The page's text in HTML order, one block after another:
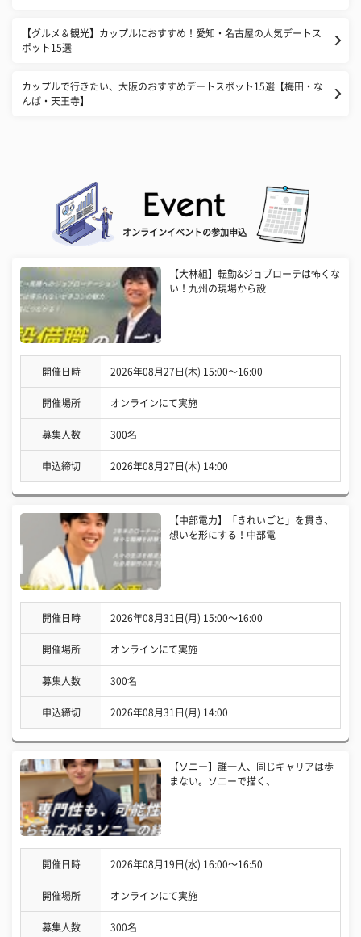
【グルメ＆観光】カップルにおすすめ！愛知・名古屋の人気デートス
ポット15選
カップルで行きたい、大阪のおすすめデートスポット15選【梅田・な
んば・天王寺】
オンラインイベントの参加申込
【大林組】転勤&ジョブローテは怖くな
い！九州の現場から設
開催日時 2026年08月27日(木) 15:00〜16:00
開催場所 オンラインにて実施
募集人数 300名
申込締切 2026年08月27日(木) 14:00
【中部電力】「きれいごと」を貫き、
想いを形にする！中部電
開催日時 2026年08月31日(月) 15:00〜16:00
開催場所 オンラインにて実施
募集人数 300名
申込締切 2026年08月31日(月) 14:00
【ソニー】誰一人、同じキャリアは歩
まない。ソニーで描く、
開催日時 2026年08月19日(水) 16:00〜16:50
開催場所 オンラインにて実施
募集人数 300名